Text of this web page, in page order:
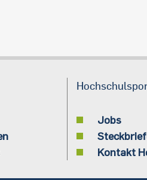
Jobs
Kontakt